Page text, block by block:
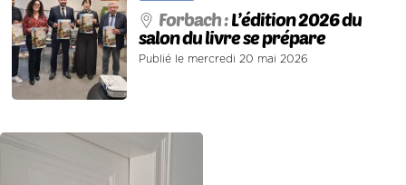
Forbach :L’édition 2026 du
salon du livre se prépare
Publié le mercredi 20 mai 2026